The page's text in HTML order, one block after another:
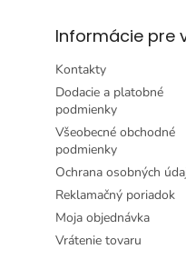
Informácie pre
Kontakty
Dodacie a platobné
podmienky
Všeobecné obchodné
podmienky
Ochrana osobných
Reklamačný poriadok
Moja objednávka
Vrátenie tovaru